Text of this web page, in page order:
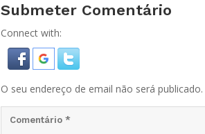
Submeter Comentário
Connect with:
O seu endereço de email não será publicado.